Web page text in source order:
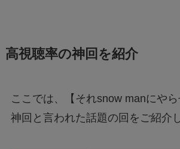
高視聴率の神回を紹介
ここでは、【それsnow manにや
神回と言われた話題の回をご紹介